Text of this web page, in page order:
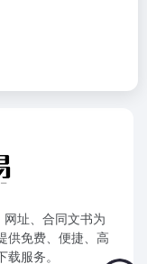
址、合同文书为
供免费、便捷、高
服务。